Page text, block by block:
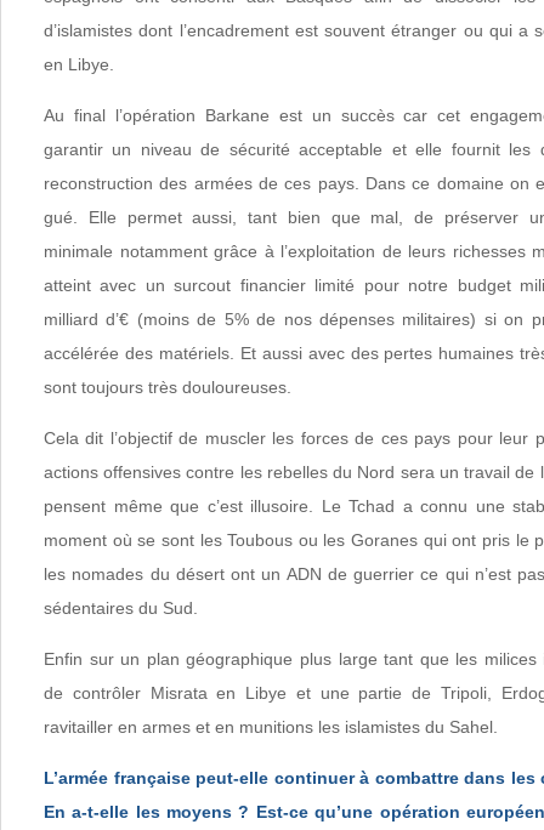
d’islamistes dont l’encadrement est souvent étranger ou qui a
en Libye.
Au final l’opération Barkane est un succès car cet
garantir un niveau de sécurité acceptable et elle fournit les
reconstruction des armées de ces pays. Dans ce domaine on
gué. Elle permet aussi, tant bien que mal, de préserver
minimale notamment grâce à l’exploitation de leurs richesses
atteint avec un surcout financier limité pour notre budget
milliard d’€ (moins de 5% de nos dépenses militaires) si on
accélérée des matériels. Et aussi avec des pertes humaines
sont toujours très douloureuses.
Cela dit l’objectif de muscler les forces de ces pays pour leur
actions offensives contre les rebelles du Nord sera un travail de
pensent même que c’est illusoire. Le Tchad a connu une
moment où se sont les Toubous ou les Goranes qui ont pris le
les nomades du désert ont un ADN de guerrier ce qui n’est
sédentaires du Sud.
Enfin sur un plan géographique plus large tant que les milices
de contrôler Misrata en Libye et une partie de Tripoli,
ravitailler en armes et en munitions les islamistes du Sahel.
L’armée française peut-elle continuer à combattre dans
En a-t-elle les moyens ? Est-ce qu’une opération